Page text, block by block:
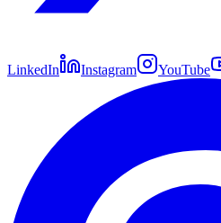
LinkedIn Instagram YouTube